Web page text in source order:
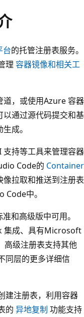
台的托管注册表服务。
理 容器镜像和相关工
道，或使用Azure 容器
通过源代码提交和基
成。
持等工具来管理容器
Code的 Container
拉取和推送到注册表
中。
和高级版中可用。
集成、具有Microsoft
高级注册表支持其他
同层的更多详细信
建注册表，利用容器
的 异地复制 功能支持